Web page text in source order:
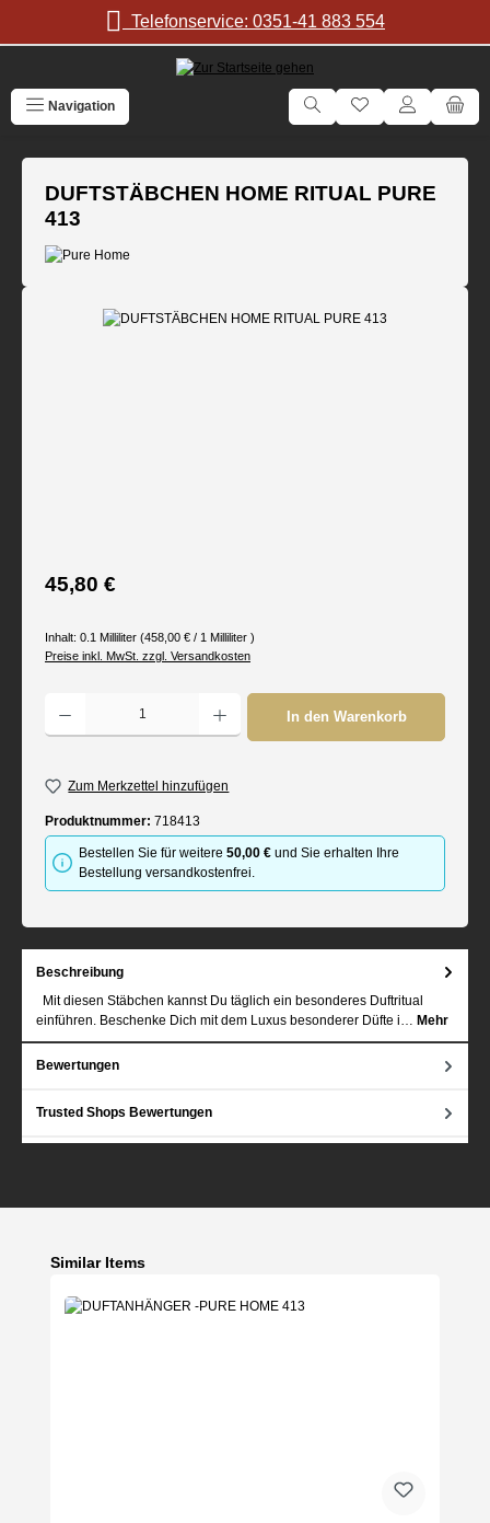
Zum Hauptinhalt springenTelefonservice: 0351-41 883 554
Navigation
DUFTSTÄBCHEN HOME RITUAL PURE
413
Bildergalerie überspringen
Regulärer Preis:
45,80 €
Inhalt: 0.1 Milliliter (458,00 € / 1 Milliliter )
Preise inkl. MwSt. zzgl. Versandkosten
Produkt Anzahl: Gib den gewünschten Wert ein oder benutze die Schaltflächen um
In den Warenkorb
Zum Merkzettel hinzufügen
Produktnummer: 718413
Bestellen Sie für weitere50,00 € und Sie erhalten Ihre
Bestellung versandkostenfrei.
Beschreibung
Mit diesen Stäbchen kannst Du täglich ein besonderes Duftritual
einführen. Beschenke Dich mit dem Luxus besonderer Düfte i… Mehr
Bewertungen
Trusted Shops Bewertungen
Produktgalerie überspringen
Similar Items